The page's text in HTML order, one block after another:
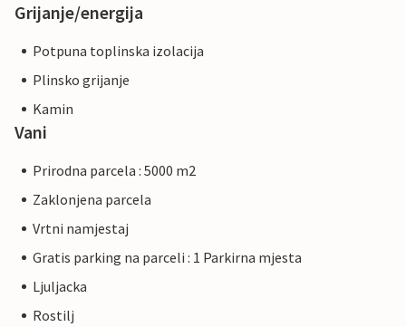
Grijanje/energija
Potpuna toplinska izolacija
Plinsko grijanje
Kamin
Vani
Prirodna parcela : 5000 m2
Zaklonjena parcela
Vrtni namjestaj
Gratis parking na parceli : 1 Parkirna mjesta
Ljuljacka
Rostilj